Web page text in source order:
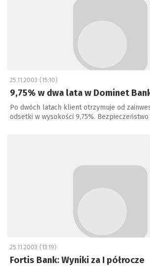
25.11.2003 (15:10)
9,75% w dwa lata w Dominet
Po dwóch latach klient otrzymuje od
odsetki w wysokości 9,75%.
25.11.2003 (13:19)
Fortis Bank: Wyniki za I półrocze